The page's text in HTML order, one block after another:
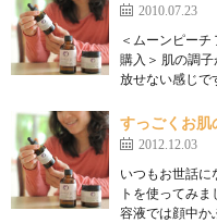
2010.07.23
＜ムーンピー
購入＞ 肌の調
放せない感じで
すっごくお肌
2012.12.03
いつもお世話に
トを使ってみ
容液では顔中か